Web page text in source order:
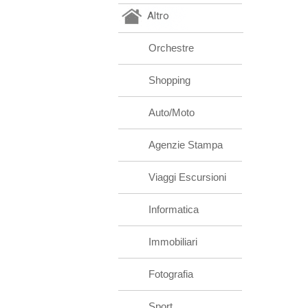
Altro
Orchestre
Shopping
Auto/Moto
Agenzie Stampa
Viaggi Escursioni
Informatica
Immobiliari
Fotografia